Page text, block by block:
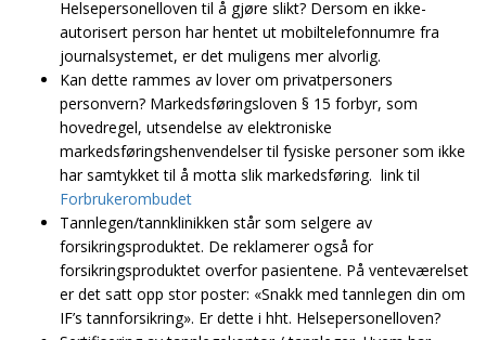
Helsepersonelloven til å gjøre slikt? Dersom en ikke-
autorisert person har hentet ut mobiltelefonnumre fra
journalsystemet, er det muligens mer alvorlig.
Kan dette rammes av lover om privatpersoners
personvern? Markedsføringsloven § 15 forbyr, som
hovedregel, utsendelse av elektroniske
markedsføringshenvendelser til fysiske personer som ikke
har samtykket til å motta slik markedsføring. link til
Forbrukerombudet
Tannlegen/tannklinikken står som selgere av
forsikringsproduktet. De reklamerer også for
forsikringsproduktet overfor pasientene. På venteværelset
er det satt opp stor poster: «Snakk med tannlegen din om
IF’s tannforsikring». Er dette i hht. Helsepersonelloven?